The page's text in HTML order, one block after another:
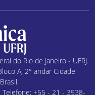
do Rio de Janeiro - UFRJ.
A, 2° andar Cidade
Telefone: +55 - 21 - 3938-